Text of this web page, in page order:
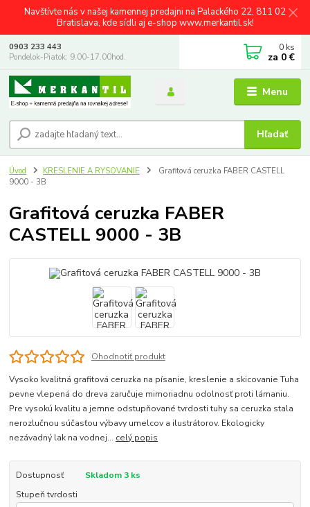
Navštívte nás v našej kamennej predajni na Palackého 22, 811 02
Bratislava, kde sídli aj e-shop www.merkantil.sk!
Menu
Hľadať
0903 233 443
Pondelok-Piatok: 9.00-17.00hod.
0 ks
za 0 €
Úvod KRESLENIE A RYSOVANIE
Grafitová ceruzka FABER CASTELL
9000 - 3B
Grafitová ceruzka FABER
CASTELL 9000 - 3B
Ohodnotiť produkt
Vysoko kvalitná grafitová ceruzka na písanie, kreslenie a skicovanie Tuha
pevne vlepená do dreva zaručuje mimoriadnu odolnosť proti lámaniu.
Pre vysokú kvalitu a jemne odstupňované tvrdosti tuhy sa ceruzka stala
nerozlučnou súčasťou výbavy umelcov a ilustrátorov. Ekologicky
nezávadný lak na vodnej... celý popis
Dostupnosť
Skladom 3 ks
Stupeň tvrdosti